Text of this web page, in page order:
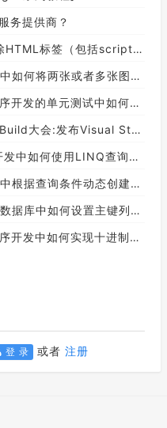
务提供商？
包括script和style），保留纯本文
或者多张图片合并成一张图片？
何获取当前程序集所在的目录路径？
Mac,.NET Core以及Xamarin.Forms的最新版本及更新
素的某个属性值在另外一个集合中存在的子集？
建LINQ的Where查询表达式的实现方案
如何设置主键列为自增列？
制数字和十六进制间的相互转换呢？
登 录 或者 注册